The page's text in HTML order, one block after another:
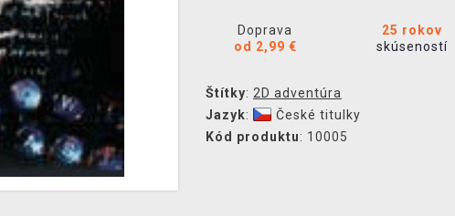
Doprava
od 2,99 €
25 rokov
skúseností
Štítky: 2D adventúra
Jazyk:
České titulky
Kód produktu: 10005